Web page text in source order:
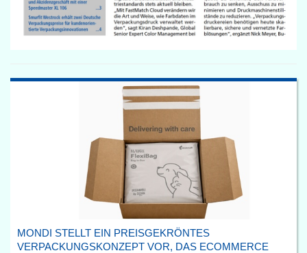
MONDI STELLT EIN PREISGEKRÖNTES
VERPACKUNGSKONZEPT VOR, DAS ECOMMERCE